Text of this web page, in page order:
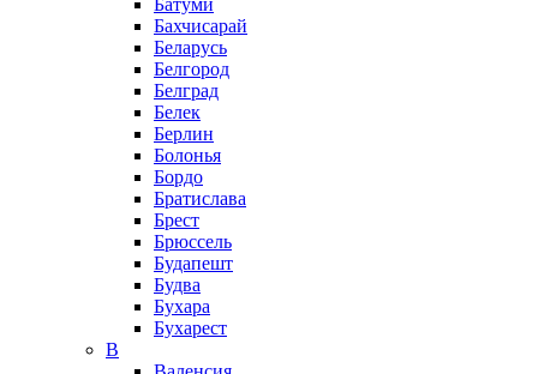
Батуми
Бахчисарай
Беларусь
Белгород
Белград
Белек
Берлин
Болонья
Бордо
Братислава
Брест
Брюссель
Будапешт
Будва
Бухара
Бухарест
В